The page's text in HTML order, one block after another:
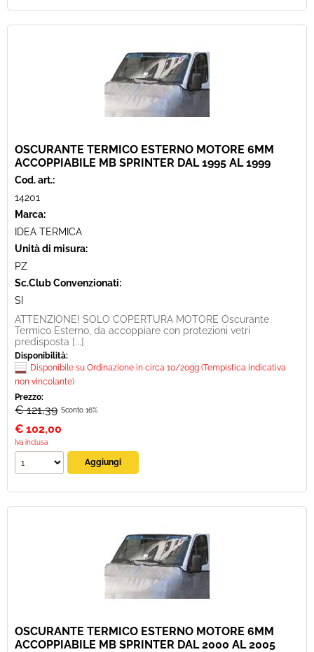
OSCURANTE TERMICO ESTERNO MOTORE 6MM
ACCOPPIABILE MB SPRINTER DAL 1995 AL 1999
Cod. art.:
14201
Marca:
IDEA TERMICA
Unità di misura:
PZ
Sc.Club Convenzionati:
SI
ATTENZIONE! SOLO COPERTURA MOTORE Oscurante
Termico Esterno, da accoppiare con protezioni vetri
predisposta [...]
Disponibilità:
Disponibile su Ordinazione in circa 10/20gg (Tempistica indicativa
non vincolante)
Prezzo:
€ 121,39 Sconto 16%
€ 102,00
Iva inclusa
OSCURANTE TERMICO ESTERNO MOTORE 6MM
ACCOPPIABILE MB SPRINTER DAL 2000 AL 2005